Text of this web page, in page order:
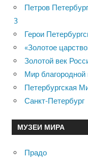
Петров
3
Герои
«Золотое
Золотой век
Мир благородной
Петербургская
Санкт-Петербург
МУЗЕИ МИРА
Прадо